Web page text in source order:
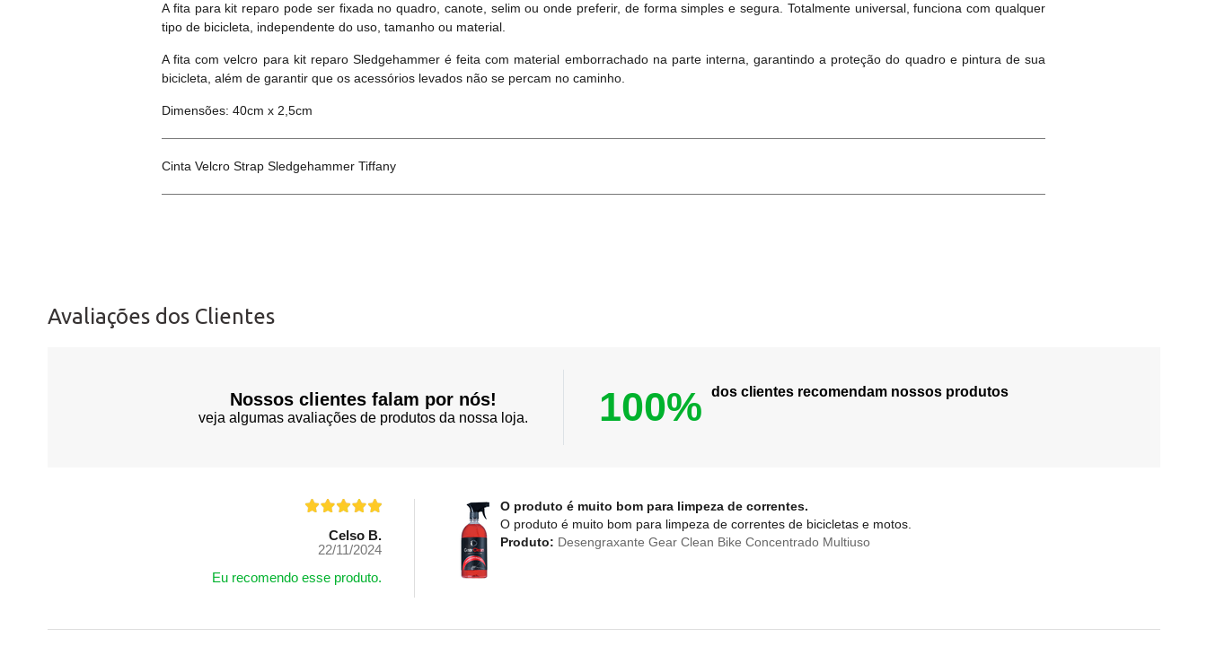
A fita para kit reparo pode ser fixada no quadro, canote, selim ou onde preferir, de forma simples e segura. Totalmente universal, funciona com qualquer
tipo de bicicleta, independente do uso, tamanho ou material.
A fita com velcro para kit reparo Sledgehammer é feita com material emborrachado na parte interna, garantindo a proteção do quadro e pintura de sua
bicicleta, além de garantir que os acessórios levados não se percam no caminho.
Dimensões: 40cm x 2,5cm
Cinta Velcro Strap Sledgehammer Tiffany
Avaliações dos Clientes
Nossos clientes falam por nós!
veja algumas avaliações de produtos da nossa loja. 100% dos clientes recomendam nossos produtos
Celso B.
22/11/2024
Eu recomendo esse produto.
O produto é muito bom para limpeza de correntes.
O produto é muito bom para limpeza de correntes de bicicletas e motos.
Produto: Desengraxante Gear Clean Bike Concentrado Multiuso